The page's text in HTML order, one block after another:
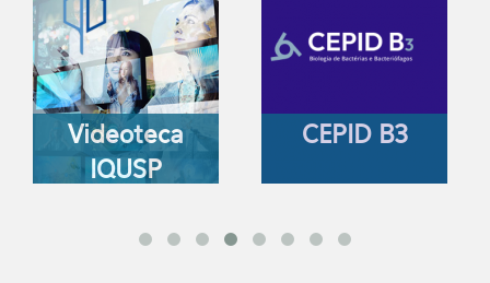
Videoteca
IQUSP
CEPID B3